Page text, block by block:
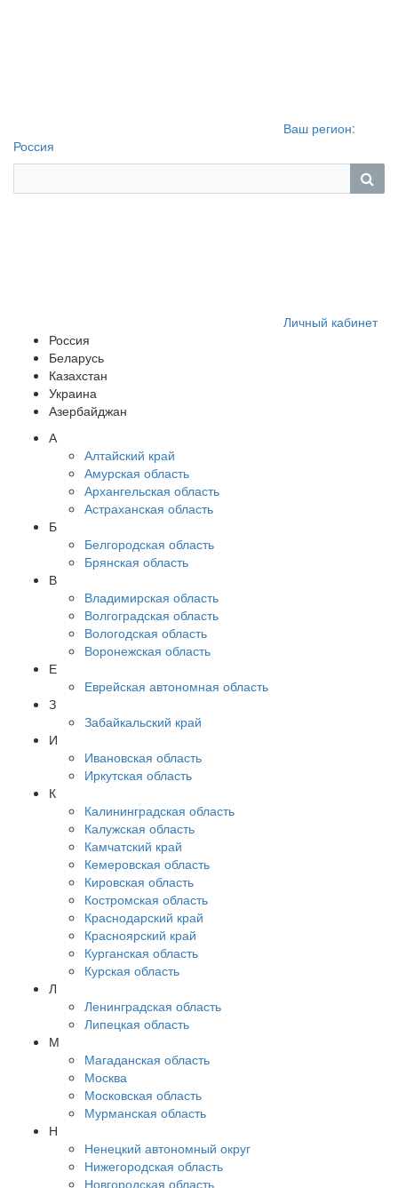
Ваш регион:
Россия
Личный кабинет
Россия
Беларусь
Казахстан
Украина
Азербайджан
А
Алтайский край
Амурская область
Архангельская область
Астраханская область
Б
Белгородская область
Брянская область
В
Владимирская область
Волгоградская область
Вологодская область
Воронежская область
Е
Еврейская автономная область
З
Забайкальский край
И
Ивановская область
Иркутская область
К
Калининградская область
Калужская область
Камчатский край
Кемеровская область
Кировская область
Костромская область
Краснодарский край
Красноярский край
Курганская область
Курская область
Л
Ленинградская область
Липецкая область
М
Магаданская область
Москва
Московская область
Мурманская область
Н
Ненецкий автономный округ
Нижегородская область
Новгородская область